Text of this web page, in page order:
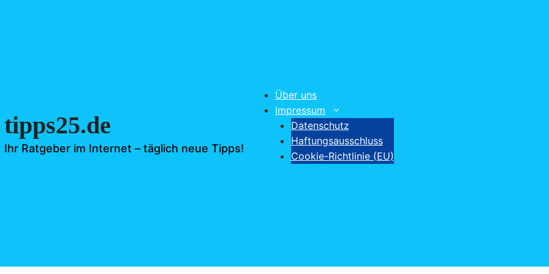
tipps25.de
Ihr Ratgeber im Internet – täglich neue Tipps!
Über uns
Impressum
Datenschutz
Haftungsausschluss
Cookie-Richtlinie (EU)